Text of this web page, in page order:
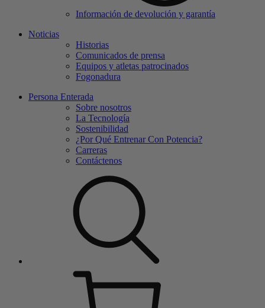
Información de devolución y garantía
Noticias
Historias
Comunicados de prensa
Equipos y atletas patrocinados
Fogonadura
Persona Enterada
Sobre nosotros
La Tecnología
Sostenibilidad
¿Por Qué Entrenar Con Potencia?
Carreras
Contáctenos